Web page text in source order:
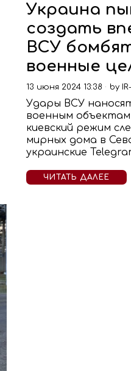
Украина
создать
ВСУ
военные
13 июня 2024 13:38 by
Удары ВСУ
военным
киевский режим
мирных дома в
украинские
ЧИТАТЬ ДАЛЕЕ